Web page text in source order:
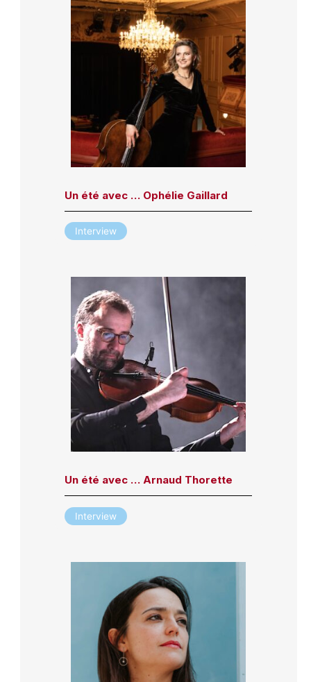
Un été avec … Ophélie Gaillard
Interview
Un été avec … Arnaud Thorette
Interview